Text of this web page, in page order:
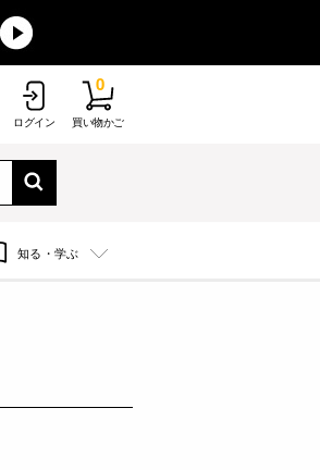
ログイン 買い物かご
0
知る・学ぶ